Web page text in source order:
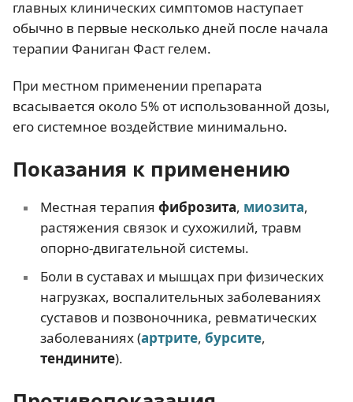
главных клинических симптомов наступает
обычно в первые несколько дней после начала
терапии Фаниган Фаст гелем.
При местном применении препарата
всасывается около 5% от использованной дозы,
его системное воздействие минимально.
Показания к применению
Местная терапия фиброзита, миозита,
растяжения связок и сухожилий, травм
опорно-двигательной системы.
Боли в суставах и мышцах при физических
нагрузках, воспалительных заболеваниях
суставов и позвоночника, ревматических
заболеваниях (артрите, бурсите,
тендините).